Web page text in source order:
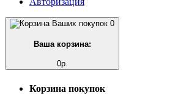
0
Ваша корзина:
0р.
Корзина покупок